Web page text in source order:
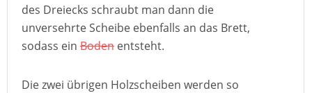
des Dreiecks schraubt man dann die
unversehrte Scheibe ebenfalls an das Brett,
sodass ein Boden entsteht.
Die zwei übrigen Holzscheiben werden so